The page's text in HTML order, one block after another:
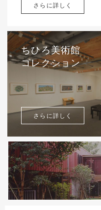
さらに詳しく
ちひろ美術館
コレクション
さらに詳しく